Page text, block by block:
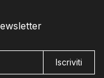
Iscriviti